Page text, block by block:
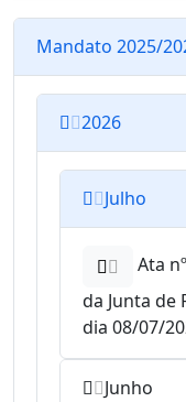
Mandato 2025/
2026
Julho
Ata
da Junta de
dia 08/07/
Junho